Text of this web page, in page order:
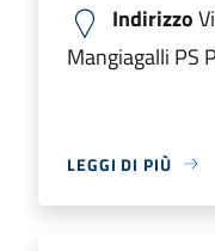
Indirizzo
Mangiagalli PS
LEGGI DI PIÙ